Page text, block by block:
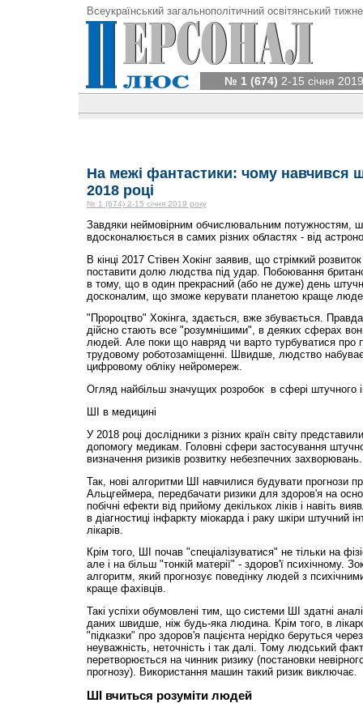
Всеукраїнський загальнополітичний освітянський
№ 1 (674) 2-15 січня
На межі фантастики: чому навчився
2018 році
№ 1 (674) 2-15 січня 2019 року
Завдяки неймовірним обчислювальним потужностям,
вдосконалюється в самих різних областях - від
В кінці 2017 Стівен Хокінг заявив, що стрімкий
поставити долю людства під удар. Побоювання
в тому, що в один прекрасний (або не дуже) день
досконалим, що зможе керувати планетою краще
"Пророцтво" Хокінга, здається, вже збувається.
дійсно стають все "розумнішими", в деяких сферах
людей. Але поки що навряд чи варто турбуватися про
трудовому роботозаміщенні. Швидше, людство набуває
цифровому обліку нейромереж.
Огляд найбільш значущих розробок в сфері штучного
ШІ в медицині
У 2018 році дослідники з різних країн світу
допомогу медикам. Головні сфери застосування
визначення ризиків розвитку небезпечних захворювань.
Так, нові алгоритми ШІ навчилися будувати прогнози
Альцгеймера, передбачати ризики для здоров'я на
побічні ефекти від прийому декількох ліків і навіть
в діагностиці інфаркту міокарда і раку шкіри штучний
лікарів.
Крім того, ШІ почав "спеціалізуватися" не тільки на
але і на більш "тонкій матерії" - здоров'ї психічному.
алгоритм, який прогнозує поведінку людей з
краще фахівців.
Такі успіхи обумовлені тим, що системи ШІ здатні
даних швидше, ніж будь-яка людина. Крім того, в
"підказки" про здоров'я пацієнта нерідко беруться
неуважність, неточність і так далі. Тому людський
перетворюється на чинник ризику (постановки
прогнозу). Використання машин такий ризик виключає.
ШІ вчиться розуміти людей